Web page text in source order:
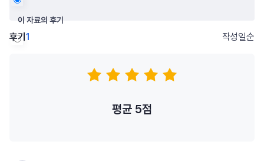
이 자료의 후기
후기 1 작성일순
평균 5점